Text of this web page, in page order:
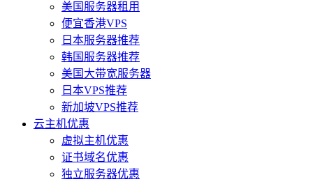
美国服务器租用
便宜香港VPS
日本服务器推荐
韩国服务器推荐
美国大带宽服务器
日本VPS推荐
新加坡VPS推荐
云主机优惠
虚拟主机优惠
证书域名优惠
独立服务器优惠